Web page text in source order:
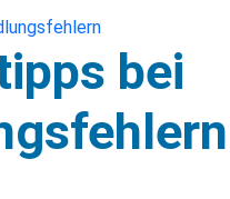
bei